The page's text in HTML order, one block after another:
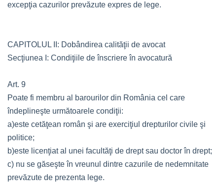
excepţia cazurilor prevăzute expres de lege.
CAPITOLUL II: Dobândirea calităţii de avocat
Secţiunea I: Condiţiile de înscriere în avocatură
Art. 9
Poate fi membru al barourilor din România cel care
îndeplineşte următoarele condiţii:
a)este cetăţean român şi are exerciţiul drepturilor civile şi
politice;
b)este licenţiat al unei facultăţi de drept sau doctor în drept;
c) nu se găseşte în vreunul dintre cazurile de nedemnitate
prevăzute de prezenta lege.